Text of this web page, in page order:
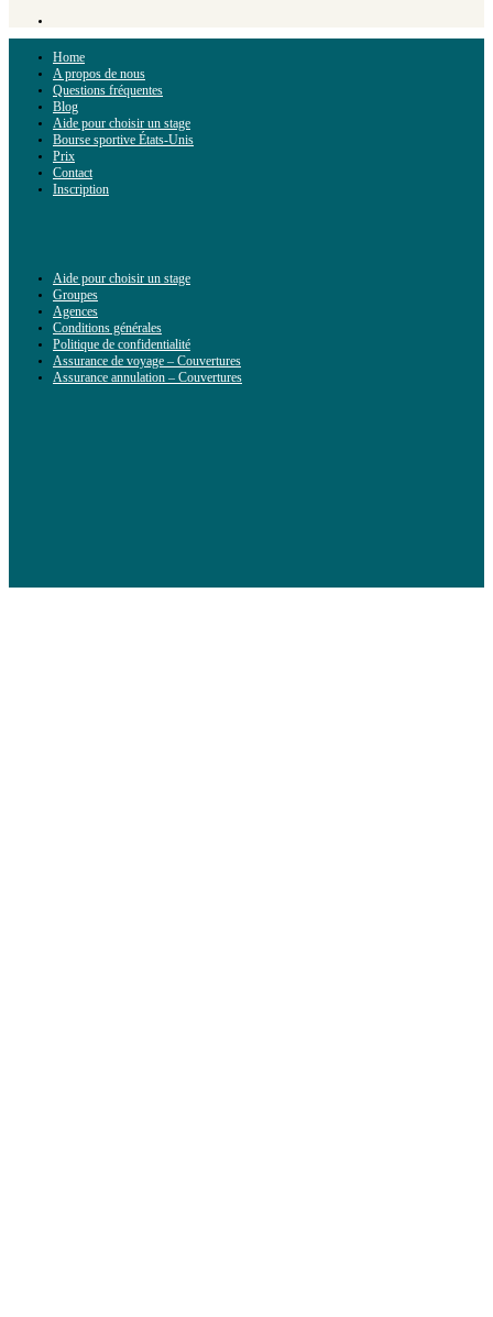
Home
A propos de nous
Questions fréquentes
Blog
Aide pour choisir un stage
Bourse sportive États-Unis
Prix
Contact
Inscription
Aide pour choisir un stage
Groupes
Agences
Conditions générales
Politique de confidentialité
Assurance de voyage – Couvertures
Assurance annulation – Couvertures